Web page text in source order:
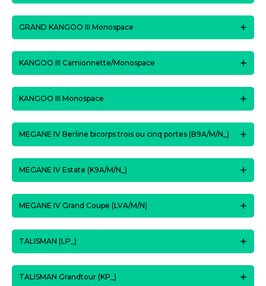
GRAND KANGOO III Monospace
KANGOO III Camionnette/Monospace
KANGOO III Monospace
MEGANE IV Berline bicorps trois ou cinq portes (B9A/M/N_)
MEGANE IV Estate (K9A/M/N_)
MEGANE IV Grand Coupe (LVA/M/N)
TALISMAN (LP_)
TALISMAN Grandtour (KP_)